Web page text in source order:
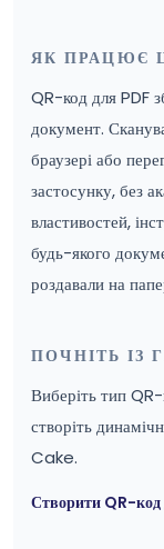
ЯК ПРАЦЮЄ
QR-код для PDF
документ.
браузері або
застосунку, без
властивостей,
будь-якого
роздавали на
ПОЧНІТЬ ІЗ
Виберіть тип
створіть
Cake.
Створити QR-код